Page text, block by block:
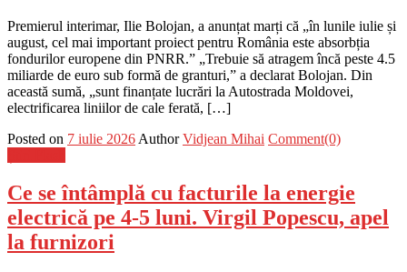
Premierul interimar, Ilie Bolojan, a anunțat marți că „în lunile iulie și
august, cel mai important proiect pentru România este absorbția
fondurilor europene din PNRR.” „Trebuie să atragem încă peste 4.5
miliarde de euro sub formă de granturi,” a declarat Bolojan. Din
această sumă, „sunt finanțate lucrări la Autostrada Moldovei,
electrificarea liniilor de cale ferată, […]
Posted on 7 iulie 2026 Author Vidjean Mihai Comment(0)
Ce se întâmplă cu facturile la energie
electrică pe 4-5 luni. Virgil Popescu, apel
la furnizori